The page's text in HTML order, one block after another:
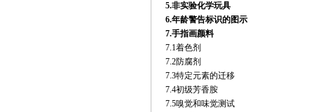
5.非实验化学玩具
6.年龄警告标识的图示
7.手指画颜料
7.1着色剂
7.2防腐剂
7.3特定元素的迁移
7.4初级芳香胺
7.5嗅觉和味觉测试